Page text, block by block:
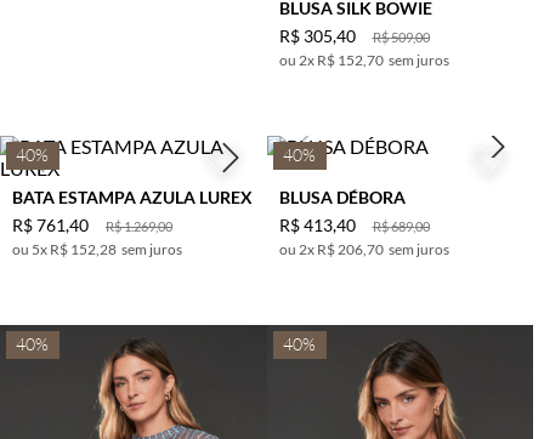
BLUSA SILK BOWIE
R$509,00
R$ 305,40
2x R$ 152,70 sem juros
40%
BATA ESTAMPA AZULA LUREX
R$1.269,00
R$761,40
5x R$ 152,28 sem juros
40%
BLUSA DÉBORA
R$689,00
R$ 413,40
2x R$ 206,70 sem juros
40% 40%